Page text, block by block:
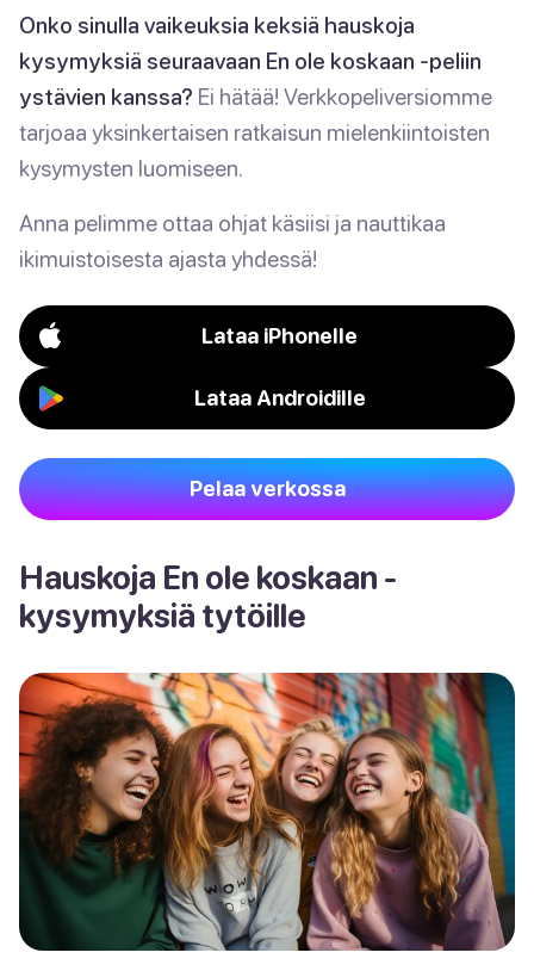
Onko sinulla vaikeuksia keksiä hauskoja
kysymyksiä seuraavaan En ole koskaan -peliin
ystävien kanssa? Ei hätää! Verkkopeliversiomme
tarjoaa yksinkertaisen ratkaisun mielenkiintoisten
kysymysten luomiseen.
Anna pelimme ottaa ohjat käsiisi ja nauttikaa
ikimuistoisesta ajasta yhdessä!
Lataa iPhonelle
Lataa Androidille
Pelaa verkossa
Hauskoja En ole koskaan -
kysymyksiä tytöille